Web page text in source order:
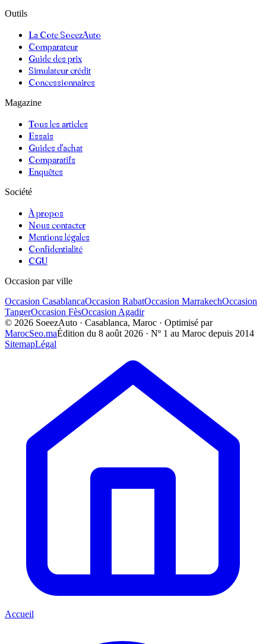
Outils
La Cote SoeezAuto
Comparateur
Guide des prix
Simulateur crédit
Concessionnaires
Magazine
Tous les articles
Essais
Guides d'achat
Comparatifs
Enquêtes
Société
À propos
Nous contacter
Mentions légales
Confidentialité
CGU
Occasion par ville
Occasion CasablancaOccasion RabatOccasion MarrakechOccasion
TangerOccasion FèsOccasion Agadir
© 2026 SoeezAuto · Casablanca, Maroc · Optimisé par
MarocSeo.maÉdition du 8 août 2026 · Nº 1 au Maroc depuis 2014
SitemapLégal
Accueil